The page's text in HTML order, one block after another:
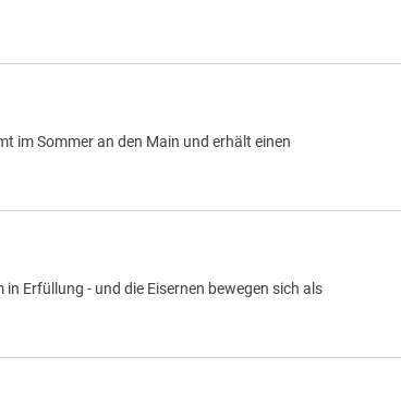
im Sommer an den Main und erhält einen
Erfüllung - und die Eisernen bewegen sich als